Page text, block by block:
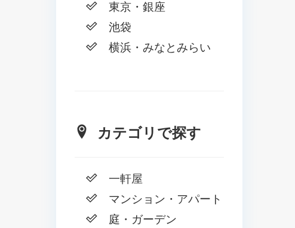
東京・銀座
池袋
横浜・みなとみらい
カテゴリで探す
一軒屋
マンション・アパート
庭・ガーデン